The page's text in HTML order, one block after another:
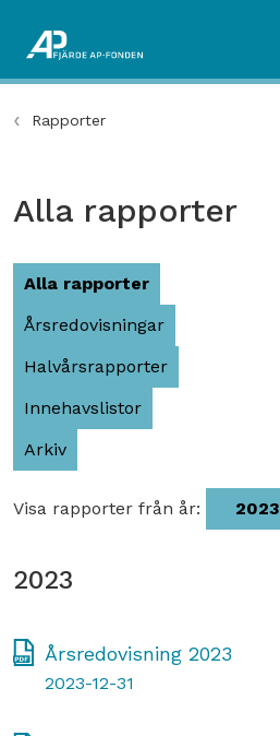
Rapporter
Alla rapporter
Alla rapporter
Årsredovisningar
Halvårsrapporter
Innehavslistor
Arkiv
Visa rapporter från år: 2023
2023
Årsredovisning 2023
2023-12-31